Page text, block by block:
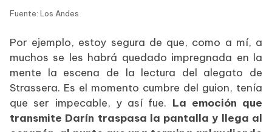
Fuente: Los Andes
Por ejemplo, estoy segura de que, como a mí, a
muchos se les habrá quedado impregnada en la
mente la escena de la lectura del alegato de
Strassera. Es el momento cumbre del guion, tenía
que ser impecable, y así fue. La emoción que
transmite Darín traspasa la pantalla y llega al